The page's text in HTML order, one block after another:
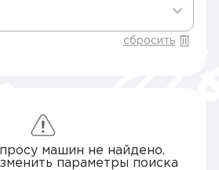
сбросить
машин не найдено.
параметры поиска